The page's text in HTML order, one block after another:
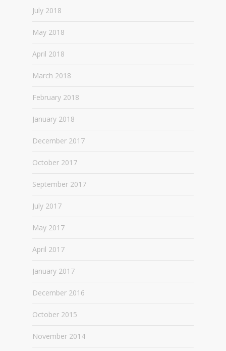
July 2018
May 2018
April 2018
March 2018
February 2018
January 2018
December 2017
October 2017
September 2017
July 2017
May 2017
April 2017
January 2017
December 2016
October 2015
November 2014